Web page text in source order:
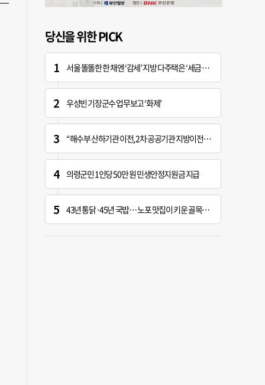
당신을 위한 PICK
서울 똘똘한 한 채엔 ‘감세’ 지방 다주택은 ‘세금 폭탄’
우성빈 기장군수 업무보고 ‘화제’
“해수부 산하기관 이전, 2차 공공기관 지방이전과 연계 추진 안 돼”
의령군민 1인당 50만 원 민생안정지원금 지급
43년 통닭·45년 국밥… 노포 맛집이 키운 골목시장 [골목시장, 다시 장날]